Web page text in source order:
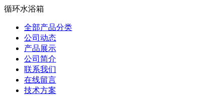
循环水浴箱
全部产品分类
公司动态
产品展示
公司简介
联系我们
在线留言
技术方案